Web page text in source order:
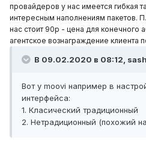
провайдеров у нас имеется гибкая
интересным наполнениям пакетов.
нас стоит 90р - цена для конечного
агентское вознаграждение клиента
В 09.02.2020 в 08:12,
Вот у moovi например в
интерфейса:
1. Класический традиционный
2. Нетрадиционный (похожий